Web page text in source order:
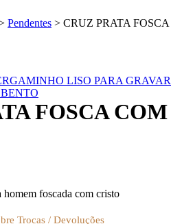
Pendentes > CRUZ PRATA FOSCA
LISO PARA GRAVAR
FOSCA COM
foscada com cristo
Trocas / Devoluções